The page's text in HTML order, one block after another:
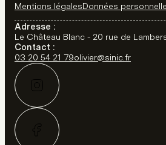
Mentions légalesDonnées
Adresse :
Le Château Blanc - 20 rue de
Contact :
03 20 54 21 79olivier@sinic.fr